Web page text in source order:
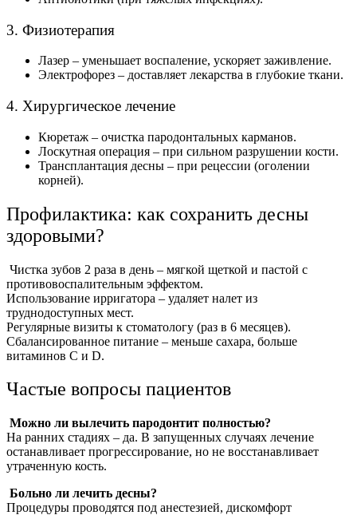
3. Физиотерапия
Лазер – уменьшает воспаление, ускоряет заживление.
Электрофорез – доставляет лекарства в глубокие ткани.
4. Хирургическое лечение
Кюретаж – очистка пародонтальных карманов.
Лоскутная операция – при сильном разрушении кости.
Трансплантация десны – при рецессии (оголении
корней).
Профилактика: как сохранить десны
здоровыми?
Чистка зубов 2 раза в день – мягкой щеткой и пастой с
противовоспалительным эффектом.
Использование ирригатора – удаляет налет из
труднодоступных мест.
Регулярные визиты к стоматологу (раз в 6 месяцев).
Сбалансированное питание – меньше сахара, больше
витаминов C и D.
Частые вопросы пациентов
Можно ли вылечить пародонтит полностью?
На ранних стадиях – да. В запущенных случаях лечение
останавливает прогрессирование, но не восстанавливает
утраченную кость.
Больно ли лечить десны?
Процедуры проводятся под анестезией, дискомфорт